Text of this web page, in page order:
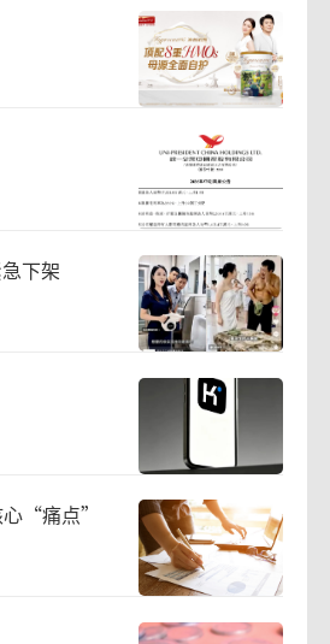
成本上涨，
结构变化，费
用投入，加
新增物业折旧
上半年三只
费用增长57.8
营收同比减
滑2.64个百分
下架
心“痛点”